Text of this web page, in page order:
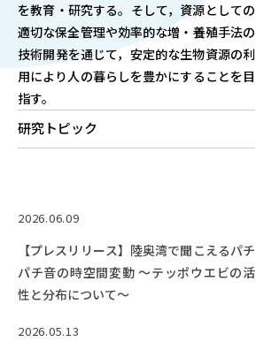
入試情報
RESEARCH
研究
を教育・研究する。そして，資源としての
適切な保全管理や効率的な増・養殖手法の
技術開発を通じて，安定的な生物資源の利
用により人の暮らしを豊かにすることを目
指す。
研究トピック
2026.06.09
【プレスリリース】陸奥湾で聞こえるパチ
パチ音の時空間変動 ～テッポウエビの活
性と分布について～
2026.05.13